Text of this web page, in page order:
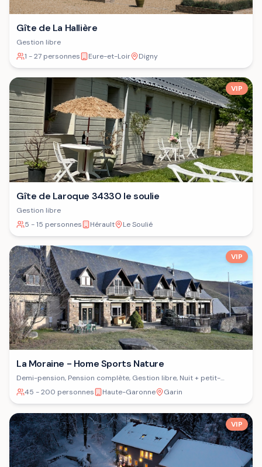
Gîte de La Hallière
Gestion libre
1 - 27 personnes
Eure-et-Loir Digny
VIP
Gîte de Laroque 34330 le soulie
Gestion libre
5 - 15 personnes
Hérault Le Soulié
VIP
La Moraine - Home Sports Nature
Demi-pension, Pension complète, Gestion libre, Nuit + petit-
déjeuner
45 - 200 personnes Haute-Garonne Garin
VIP